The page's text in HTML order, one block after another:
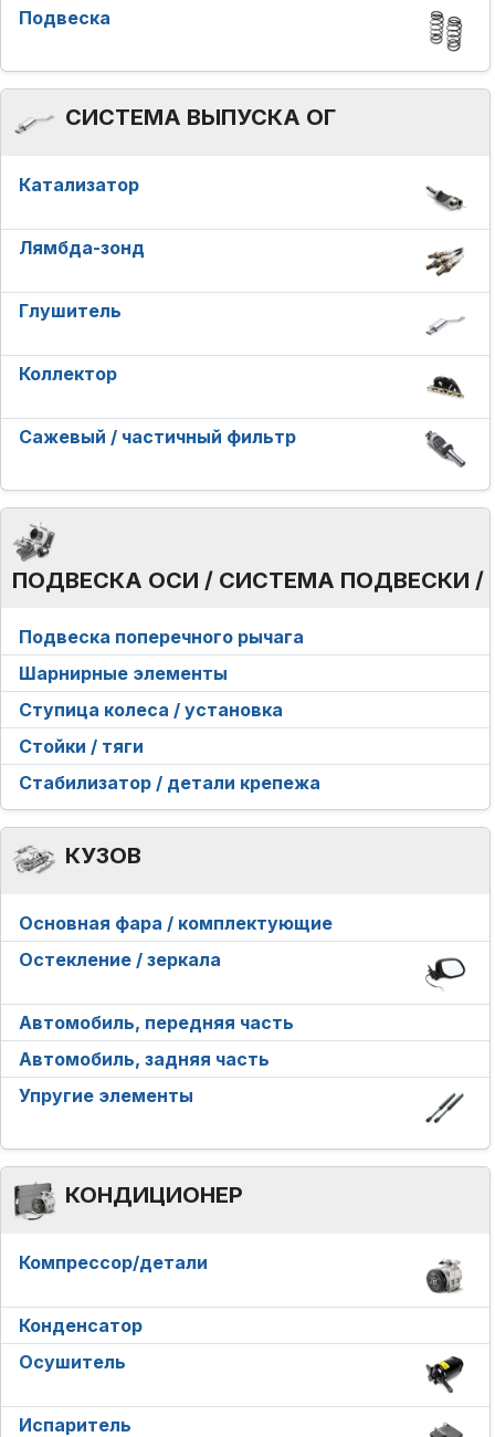
Подвеска
СИСТЕМА ВЫПУСКА ОГ
Катализатор
Лямбда-зонд
Глушитель
Коллектор
Сажевый / частичный фильтр
ПОДВЕСКА ОСИ / СИСТЕМА ПОДВЕСКИ /
Подвеска поперечного рычага
Шарнирные элементы
Ступица колеса / установка
Стойки / тяги
Стабилизатор / детали крепежа
КУЗОВ
Основная фара / комплектующие
Остекление / зеркала
Автомобиль, передняя часть
Автомобиль, задняя часть
Упругие элементы
КОНДИЦИОНЕР
Компрессор/детали
Конденсатор
Осушитель
Испаритель